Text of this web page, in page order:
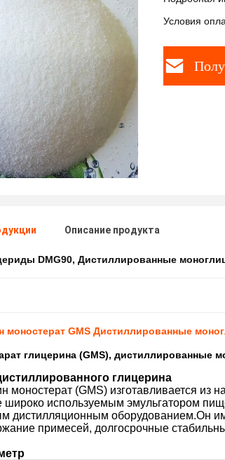
Условия
Описание продукта
DMG90, Дистиллированные
GMS Дистиллированные
глицерина (GMS), дистиллированные
глицерина
моностерат (GMS) изготавливается из
широко используемым эмульгатором
дистилляционным оборудованием.Он
примесей, долгосрочные